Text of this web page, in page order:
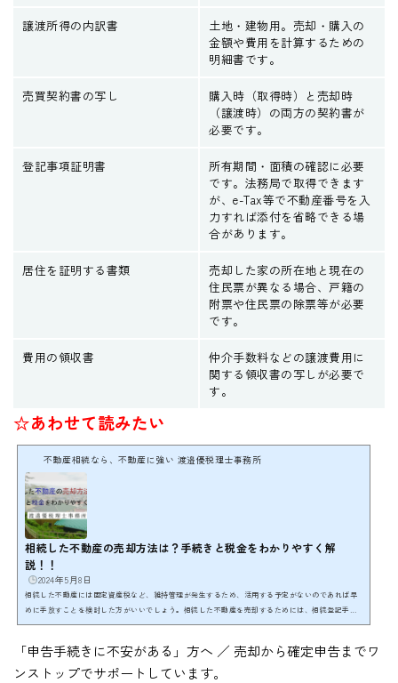
譲渡所得の内訳書
土地・建物用。売却・購入の
金額や費用を計算するための
明細書です。
売買契約書の写し
購入時（取得時）と売却時
（譲渡時）の両方の契約書が
必要です。
登記事項証明書
所有期間・面積の確認に必要
です。法務局で取得できます
が、e-Tax等で不動産番号を入
力すれば添付を省略できる場
合があります。
居住を証明する書類
売却した家の所在地と現在の
住民票が異なる場合、戸籍の
附票や住民票の除票等が必要
です。
費用の領収書
仲介手数料などの譲渡費用に
関する領収書の写しが必要で
す。
☆あわせて読みたい
不動産相続なら、不動産に強い 渡邉優税理士事務所
相続した不動産の売却方法は？手続きと税金をわかりやすく解
説！！
2024年5月8日
相続した不動産には固定資産税など、維持管理が発生するため、活用する予定がないのであれば早
めに手放すことを検討した方がいいでしょう。相続した不動産を売却するためには、相続登記手続
を行ったうえで売却する必要があるため、通常の不動産の売却よりも手続きが複雑になってしまい
説します。相続する不動産が空き家になる場合など、相続後に不動産の売却を検討されている方
は、ぜひ最後までお付き合いください。 相続開始か...
「申告手続きに不安がある」方へ ／ 売却から確定申告までワ
ンストップでサポートしています。